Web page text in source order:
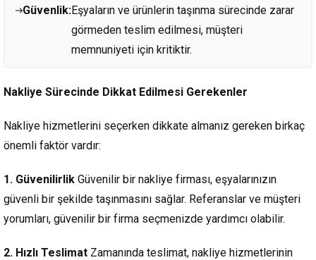
Güvenlik:Eşyaların ve ürünlerin taşınma sürecinde zarar
görmeden teslim edilmesi, müşteri
memnuniyeti için kritiktir.
Nakliye Sürecinde Dikkat Edilmesi Gerekenler
Nakliye hizmetlerini seçerken dikkate almanız gereken birkaç
önemli faktör vardır:
1. Güvenilirlik Güvenilir bir nakliye firması, eşyalarınızın
güvenli bir şekilde taşınmasını sağlar. Referanslar ve müşteri
yorumları, güvenilir bir firma seçmenizde yardımcı olabilir.
2. Hızlı Teslimat Zamanında teslimat, nakliye hizmetlerinin